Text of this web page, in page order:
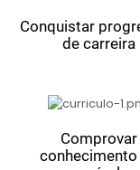
Conquistar
de carreira
Comprovar
conhecimento